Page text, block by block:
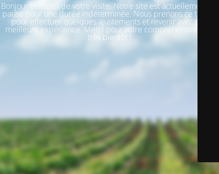
Bonjour et merci de votre visite. Notre site est actuellement en
pause pour une durée indéterminée. Nous prenons ce temps
pour effectuer quelques ajustements et revenir avec une
meilleure expérience. Merci pour votre compréhension et à
très bientôt !